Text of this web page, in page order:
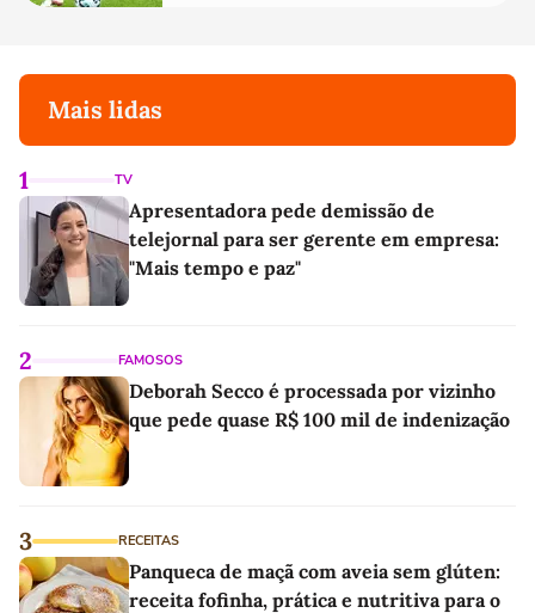
Mais lidas
1 TV
Apresentadora pede demissão de
telejornal para ser gerente em empresa:
"Mais tempo e paz"
2 FAMOSOS
Deborah Secco é processada por vizinho
que pede quase R$ 100 mil de indenização
3 RECEITAS
Panqueca de maçã com aveia sem glúten:
receita fofinha, prática e nutritiva para o